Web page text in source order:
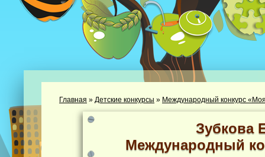
Главная » Детские конкурсы » Международный конкурс
Зубкова
Международный